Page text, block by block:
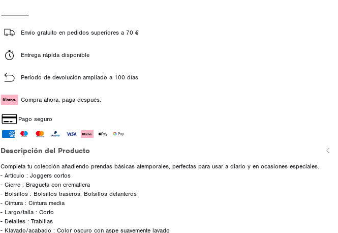
Envío gratuito en pedidos superiores a 70 €
Entrega rápida disponible
Periodo de devolución ampliado a 100 días
Compra ahora, paga después.
Pago seguro
Descripción del Producto
Completa tu colección añadiendo prendas básicas atemporales, perfectas para usar a diario y en ocasiones especiales.
- Artículo : Joggers cortos
- Cierre : Bragueta con cremallera
- Bolsillos : Bolsillos traseros, Bolsillos delanteros
- Cintura : Cintura media
- Largo/talla : Corto
- Detalles : Trabillas
- Klavado/acabado : Color oscuro con aspe suavemente lavado